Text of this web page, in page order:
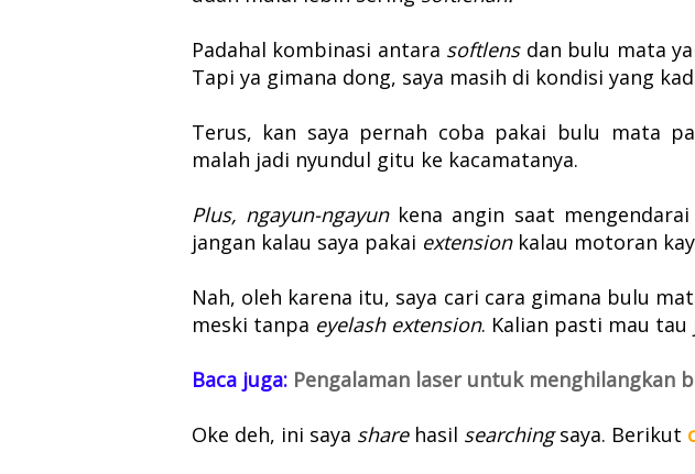
Padahal kombinasi antara softlens dan bulu mata
Tapi ya gimana dong, saya masih di kondisi yang
Terus, kan saya pernah coba pakai bulu mata
malah jadi nyundul gitu ke kacamatanya.
Plus, ngayun-ngayun kena angin saat
jangan kalau saya pakai extension kalau motoran
Nah, oleh karena itu, saya cari cara gimana bulu
meski tanpa eyelash extension. Kalian pasti mau tau
Baca juga: Pengalaman laser untuk menghilangkan
Oke deh, ini saya share hasil searchingsaya. Berikut